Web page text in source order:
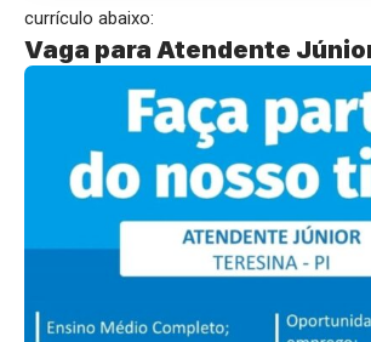
currículo abaixo:
Vaga para Atendente